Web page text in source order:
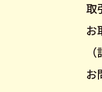
取
お
お